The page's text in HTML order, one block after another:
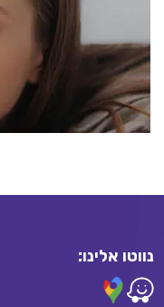
נווטו אלינו: